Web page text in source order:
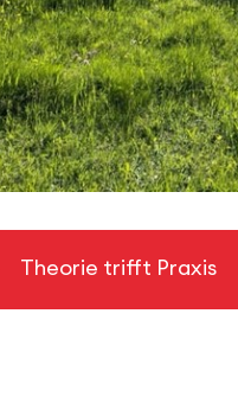
Theorie trifft Praxis